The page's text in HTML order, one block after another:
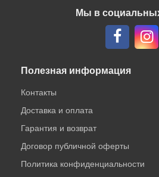
Мы в
Полезная информация
Контакты
Доставка и оплата
Гарантия и возврат
Договор публичной оферты
Политика конфиденциальности